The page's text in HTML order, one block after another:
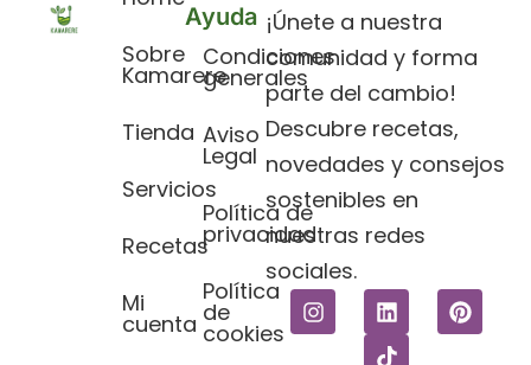
Sobre
Kamarere
Tienda
Servicios
Recetas
Mi
cuenta
Ayuda
Condiciones
generales
Aviso
Legal​
Política de
privacidad
Política
de
cookies
¡Únete a nuestra
comunidad y forma
parte del cambio!
Descubre recetas,
novedades y consejos
sostenibles en
nuestras redes
sociales.